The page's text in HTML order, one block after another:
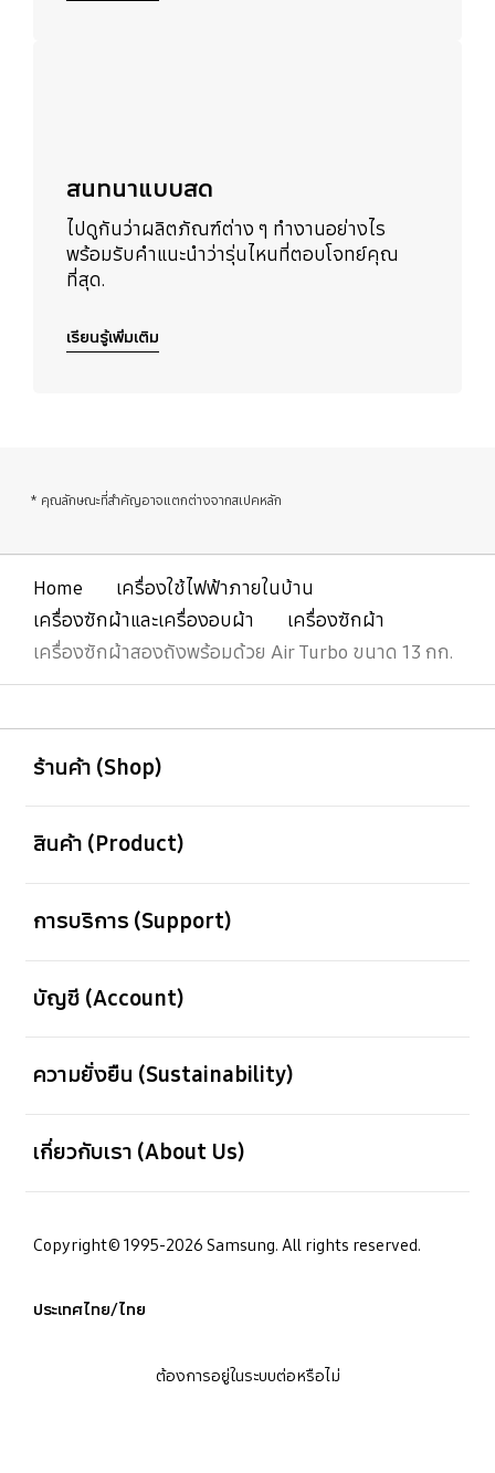
สนทนาแบบสด
ไปดูกันว่าผลิตภัณฑ์ต่าง ๆ ทำงานอย่างไร
พร้อมรับคำแนะนำว่ารุ่นไหนที่ตอบโจทย์คุณ
ที่สุด.
เรียนรู้เพิ่มเติม
* คุณลักษณะที่สำคัญอาจแตกต่างจากสเปคหลัก
Home
เครื่องใช้ไฟฟ้าภายในบ้าน
เครื่องซักผ้าและเครื่องอบผ้า
เครื่องซักผ้า
เครื่องซักผ้าสองถังพร้อมด้วย Air Turbo ขนาด 13 กก.
ร้านค้า (Shop)
สินค้า (Product)
การบริการ (Support)
บัญชี (Account)
ความยั่งยืน (Sustainability)
เกี่ยวกับเรา (About Us)
Copyright© 1995-2026 Samsung. All rights reserved.
ประเทศไทย/ไทย
ต้องการอยู่ในระบบต่อหรือไม่